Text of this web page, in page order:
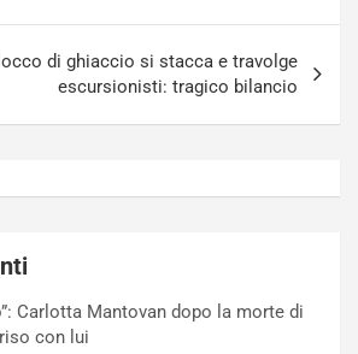
di ghiaccio si stacca e travolge
escursionisti: tragico bilancio
Carlotta Mantovan dopo la morte di
con lui